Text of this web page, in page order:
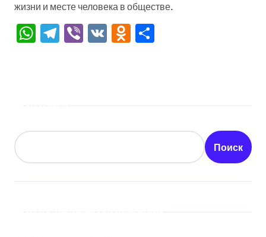
жизни и месте человека в обществе.
WhatsApp
Telegram
Viber
VK Odnoklassniki
Поиск